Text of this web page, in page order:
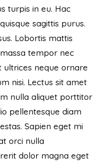
turpis in eu. Hac
sagittis purus.
Lobortis mattis
tempor nec
neque ornare
nisi. Lectus sit amet
nulla aliquet porttitor
pellentesque diam
Sapien eget mi
orci nulla
dolor magna eget